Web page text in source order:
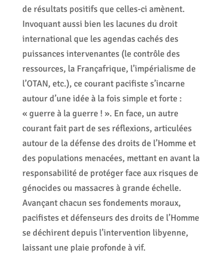
de résultats positifs que celles-ci amènent.
Invoquant aussi bien les lacunes du droit
international que les agendas cachés des
puissances intervenantes (le contrôle des
ressources, la Françafrique, l’impérialisme de
l’OTAN, etc.), ce courant pacifiste s’incarne
autour d’une idée à la fois simple et forte :
« guerre à la guerre ! ». En face, un autre
courant fait part de ses réflexions, articulées
autour de la défense des droits de l’Homme et
des populations menacées, mettant en avant la
responsabilité de protéger face aux risques de
génocides ou massacres à grande échelle.
Avançant chacun ses fondements moraux,
pacifistes et défenseurs des droits de l’Homme
se déchirent depuis l’intervention libyenne,
laissant une plaie profonde à vif.